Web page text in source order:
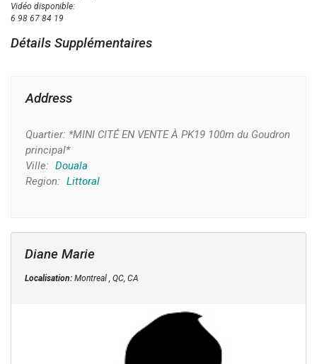
Vidéo disponible:
6 98 67 84 19
Détails Supplémentaires
Address
Quartier: *MINI CITÉ EN VENTE À PK19 100m du Goudron
principal*
Ville: Douala
Region: Littoral
Diane Marie
Localisation:Montreal , QC, CA